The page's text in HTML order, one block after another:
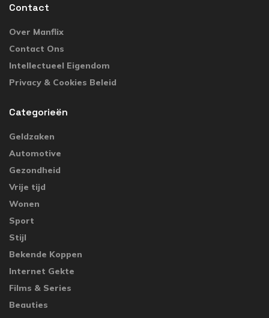
Contact
Over Manflix
Contact Ons
Intellectueel Eigendom
Privacy & Cookies Beleid
Categorieën
Geldzaken
Automotive
Gezondheid
Vrije tijd
Wonen
Sport
Stijl
Bekende Koppen
Internet Gekte
Films & Series
Beauties